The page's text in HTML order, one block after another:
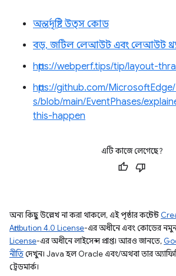
অন্তর্দৃষ্টি উত্স কোড
বড়, জটিল লেআউট এবং লেআউট
https://webperf.tips/tip/layout-
https://github.com/
s/blob/main/EventPhases/
this-happen
এটি কাজে লেগেছে?
অন্য কিছু উল্লেখ না করা থাকলে, এই পৃষ্ঠার কন্টেন্ট
Attribution 4.0 License-এর অধীনে এবং কোডের
License-এর অধীনে লাইসেন্স প্রাপ্ত। আরও জানতে,
নীতিদেখুন। Java হল Oracle এবং/অথবা তার
ট্রেডমার্ক।